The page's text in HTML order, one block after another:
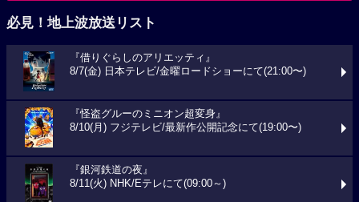
必見！地上波放送リスト
『借りぐらしのアリエッティ』
8/7(金) 日本テレビ/金曜ロードショーにて(21:00〜)
『怪盗グルーのミニオン超変身』
8/10(月) フジテレビ/最新作公開記念にて(19:00〜)
『銀河鉄道の夜』
8/11(火) NHK/Eテレにて(09:00～)